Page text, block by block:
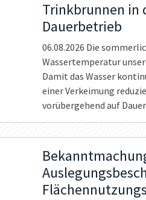
Trinkbrunnen in
Dauerbetrieb
06.08.2026 Die
Wassertemperatur
Damit das Wasser
einer Verkeimung
vorübergehend auf